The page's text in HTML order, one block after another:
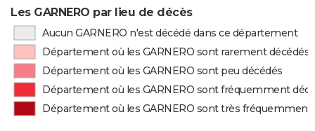
Les GARNERO par lieu de décès
Aucun GARNERO n'est décédé dans ce département
Département où les GARNERO sont rarement décédés
Département où les GARNERO sont peu décédés
Département où les GARNERO sont fréquemment
Département où les GARNERO sont très fréquemment